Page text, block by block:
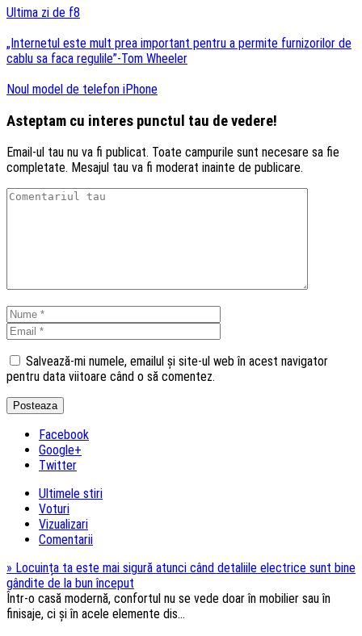
Ultima zi de f8
„Internetul este mult prea important pentru a permite furnizorilor de
cablu sa faca regulile”-Tom Wheeler
Noul model de telefon iPhone
Asteptam cu interes punctul tau de vedere!
Email-ul tau nu va fi publicat. Toate campurile sunt necesare sa fie
completate. Mesajul tau va fi moderat inainte de publicare.
Salvează-mi numele, emailul și site-ul web în acest navigator
pentru data viitoare când o să comentez.
Facebook
Google+
Twitter
Ultimele stiri
Voturi
Vizualizari
Comentarii
» Locuința ta este mai sigură atunci când detaliile electrice sunt bine
gândite de la bun început
Într-o casă modernă, confortul nu se vede doar în mobilier sau în
finisaje, ci și în acele elemente dis...